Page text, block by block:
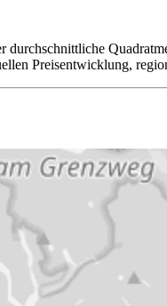
Preisentwicklung,